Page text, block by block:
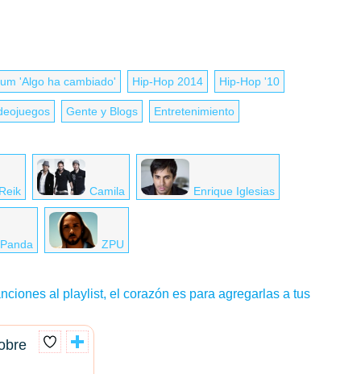
'Algo ha cambiado' Hip-Hop 2014 Hip-Hop '10
Gente y Blogs Entretenimiento
Camila Enrique Iglesias
Panda ZPU
al playlist, el corazón es para agregarlas a tus